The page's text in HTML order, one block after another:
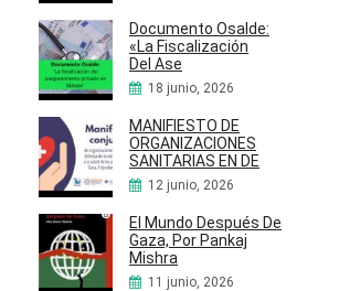
Documento Osalde:
«La Fiscalización
Del Ase
18 junio, 2026
MANIFIESTO DE
ORGANIZACIONES
SANITARIAS EN DE
12 junio, 2026
El Mundo Después De
Gaza, Por Pankaj
Mishra
11 junio, 2026